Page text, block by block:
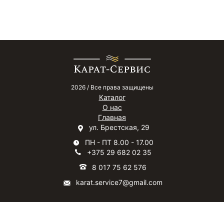
2026 / Все права защищены
Каталог
О нас
Главная
ул. Брестская, 29
ПН - ПТ 8.00 - 17.00
+375 29 682 02 35
8 017 75 62 576
karat.service7@gmail.com